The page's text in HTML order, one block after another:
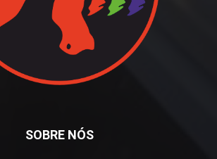
SOBRE NÓS